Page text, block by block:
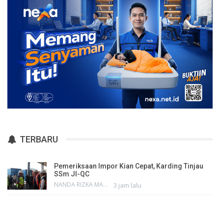
TERBARU
Pemeriksaan Impor Kian Cepat, Karding Tinjau
SSm JI-QC
NANDA RIZKA MAHENDRA 3 jam lalu